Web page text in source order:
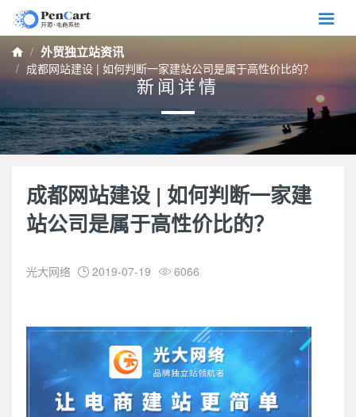

新闻详情
 外贸独立站资讯
成都网站建设 | 如何判断一家建站公司是属于高性价比的？
成都网站建设 | 如何判断一家建
站公司是属于高性价比的？
光大网络  2019-07-19  6066